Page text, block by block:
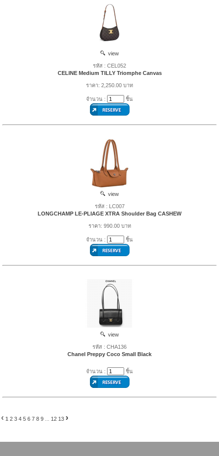
view
รหัส : CEL052
CELINE Medium TILLY Triomphe Canvas
ราคา: 2,250.00 บาท
จำนวน : ชิ้น
view
รหัส : LC007
LONGCHAMP LE-PLIAGE XTRA Shoulder Bag CASHEW
ราคา: 990.00 บาท
จำนวน : ชิ้น
view
รหัส : CHA136
Chanel Preppy Coco Small Black
จำนวน : ชิ้น
‹ 1 2 3 4 5 6 7 8 9 12 13 ›